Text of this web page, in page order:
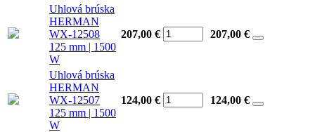
Uhlová brúska
HERMAN
WX-12508
125 mm | 1500
W
207,00 € 207,00 €
Uhlová brúska
HERMAN
WX-12507
125 mm | 1500
W
124,00 € 124,00 €